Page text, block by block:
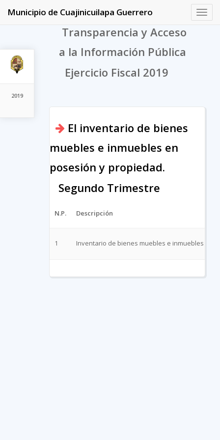
2019
Municipio de Cuajinicuilapa Guerrero
Transparencia y Acceso
a la Información Pública
Ejercicio Fiscal 2019
El inventario de bienes
muebles e inmuebles en
posesión y propiedad.
Segundo Trimestre
N.P. Descripción
1 Inventario de bienes muebles e inmuebles